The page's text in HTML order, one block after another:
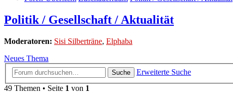
Politik / Gesellschaft / Aktualität
Moderatoren: Sisi Silberträne, Elphaba
Neues Thema
Suche
Erweiterte Suche
49 Themen • Seite 1 von 1